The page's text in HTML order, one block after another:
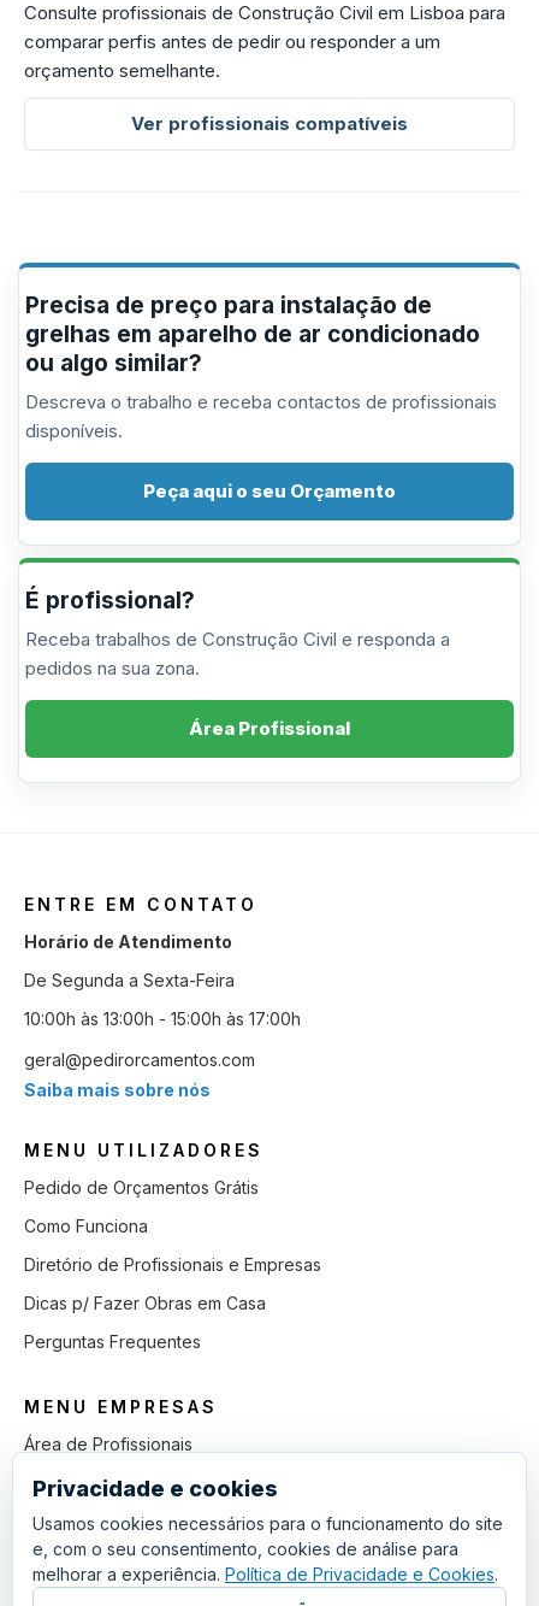
Consulte profissionais de Construção Civil em Lisboa para
comparar perfis antes de pedir ou responder a um
orçamento semelhante.
Ver profissionais compatíveis
Precisa de preço para instalação de
grelhas em aparelho de ar condicionado
ou algo similar?
Descreva o trabalho e receba contactos de profissionais
disponíveis.
Peça aqui o seu Orçamento
É profissional?
Receba trabalhos de Construção Civil e responda a
pedidos na sua zona.
Área Profissional
ENTRE EM CONTATO
Horário de Atendimento
De Segunda a Sexta-Feira
10:00h às 13:00h - 15:00h às 17:00h
geral@pedirorcamentos.com
Saiba mais sobre nós
MENU UTILIZADORES
Pedido de Orçamentos Grátis
Como Funciona
Diretório de Profissionais e Empresas
Dicas p/ Fazer Obras em Casa
Perguntas Frequentes
MENU EMPRESAS
Área de Profissionais
Como Funciona
Lista de Pedidos em Aberto
Como Ganhar mais Obras
Perguntas Frequentes
Privacidade e cookies
Usamos cookies necessários para o funcionamento do site
e, com o seu consentimento, cookies de análise para
melhorar a experiência. Política de Privacidade e Cookies.